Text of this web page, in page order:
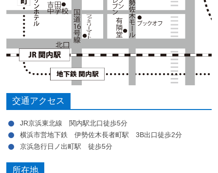
交通アクセス
JR京浜東北線 関内駅北口徒歩5分
横浜市営地下鉄 伊勢佐木長者町駅 3B出口徒歩2分
京浜急行日ノ出町駅 徒歩5分
所在地